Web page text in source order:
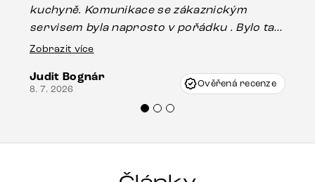
kuchyně. Komunikace se zákaznickým
servisem byla naprosto v pořádku . Bylo tam
drobné poškození u nohy stolu, které mohlo
Vincze mi velmi korektně vyšli vstříc.
Doporučuji produkty Delife všem.“
Zobrazit více
Judit Bognár
8. 7. 2026 Ověřená recenze